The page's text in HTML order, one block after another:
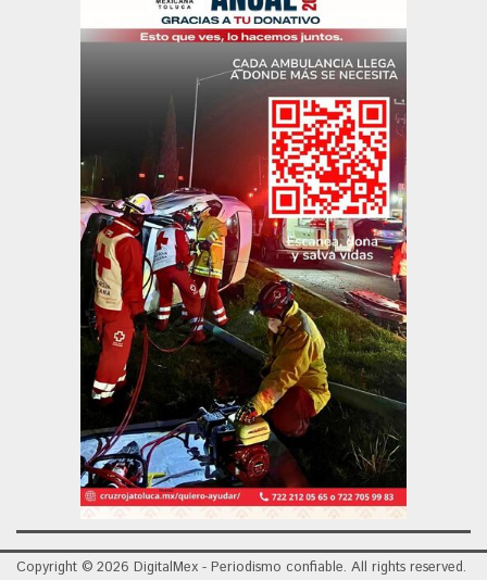
Copyright © 2026 DigitalMex - Periodismo confiable. All rights reserved.